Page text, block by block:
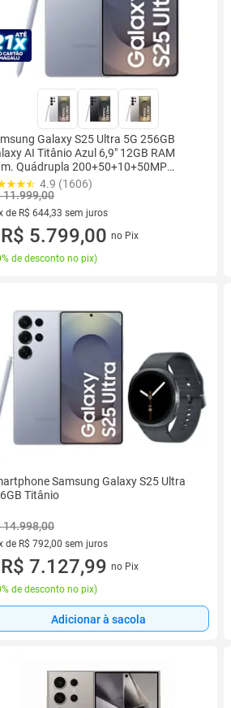
Galaxy S25 Ultra 5G 256GB
AI Titânio Azul 6,9" 12GB RAM
Quádrupla 200+50+10+50MP
5000mAh Dual Chip
4.9 (1606)
11.999,00
de R$ 644,33 sem juros
vez de R$ 644,33 sem juros
R$ 5.799,00 no Pix
de desconto no pix)
Samsung Galaxy S25 Ultra
Titânio
14.998,00
de R$ 792,00 sem juros
vez de R$ 792,00 sem juros
R$ 7.127,99 no Pix
de desconto no pix)
Adicionar à sacola